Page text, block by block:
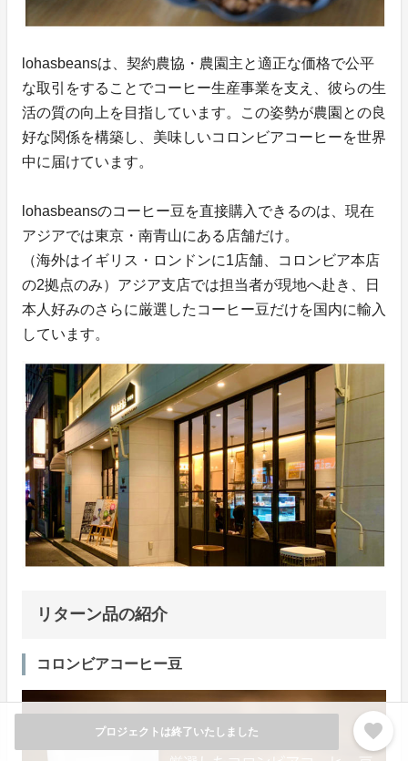
プロジェクトは終了いたしました favorite
lohasbeansは、契約農協・農園主と適正な価格で公平
な取引をすることでコーヒー生産事業を支え、彼らの生
活の質の向上を目指しています。この姿勢が農園との良
好な関係を構築し、美味しいコロンビアコーヒーを世界
中に届けています。
lohasbeansのコーヒー豆を直接購入できるのは、現在
アジアでは東京・南青山にある店舗だけ。
（海外はイギリス・ロンドンに1店舗、コロンビア本店
の2拠点のみ）アジア支店では担当者が現地へ赴き、日
本人好みのさらに厳選したコーヒー豆だけを国内に輸入
しています。
リターン品の紹介
コロンビアコーヒー豆